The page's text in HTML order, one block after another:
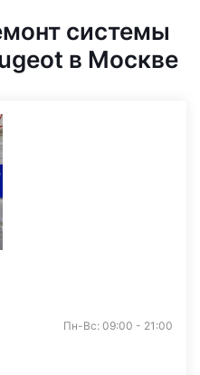
системы
в Москве
Пн-Вс: 09:00 - 21:00